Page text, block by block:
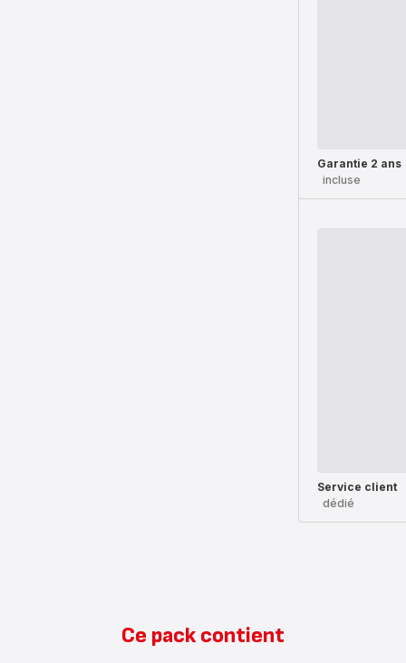
Garantie 2 ans
incluse
Service client
dédié
Ce pack contient